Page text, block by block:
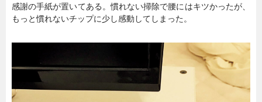
感謝の手紙が置いてある。慣れない掃除で腰にはキツかったが、
もっと慣れないチップに少し感動してしまった。